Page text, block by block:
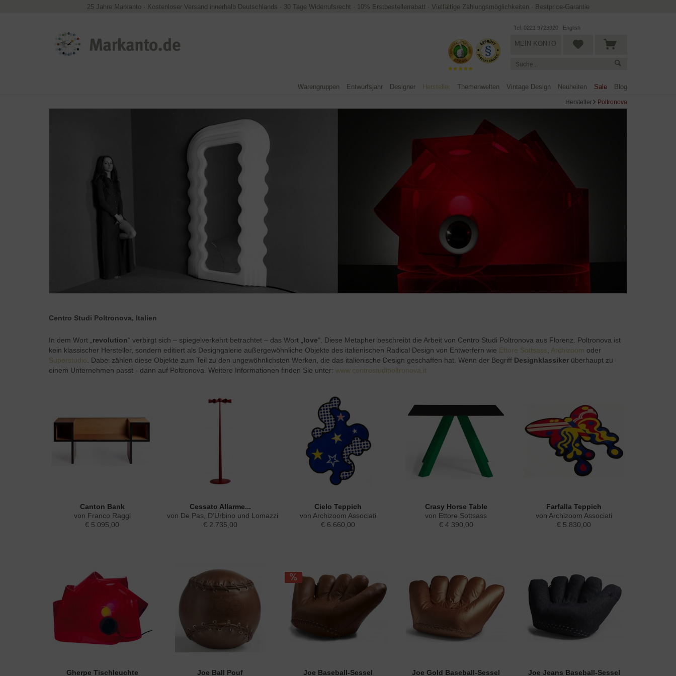
25 Jahre Markanto · Kostenloser Versand innerhalb Deutschlands · 30 Tage Widerrufsrecht · 10% Erstbestellerrabatt · Vielfältige Zahlungsmöglichkeiten · Bestprice-Garantie
Tel. 0221 9723920 English
MEIN KONTO
Warengruppen Entwurfsjahr Designer Hersteller Themenwelten Vintage Design Neuheiten Sale Blog
Hersteller Poltronova
Centro Studi Poltronova, Italien
In dem Wort „revolution“ verbirgt sich – spiegelverkehrt betrachtet – das Wort „love“. Diese Metapher beschreibt die Arbeit von Centro Studi Poltronova aus Florenz. Poltronova ist
kein klassischer Hersteller, sondern editiert als Designgalerie außergewöhnliche Objekte des italienischen Radical Design von Entwerfern wie Ettore Sottsass, Archizoom oder
Superstudio. Dabei zählen diese Objekte zum Teil zu den ungewöhnlichsten Werken, die das italienische Design geschaffen hat. Wenn der Begriff Designklassiker überhaupt zu
einem Unternehmen passt - dann auf Poltronova. Weitere Informationen finden Sie unter: www.centrostudipoltronova.it
Canton Bank
von Franco Raggi
€ 5.095,00
Cessato Allarme...
von De Pas, D’Urbino und Lomazzi
€ 2.735,00
Cielo Teppich
von Archizoom Associati
€ 6.660,00
Crasy Horse Table
von Ettore Sottsass
€ 4.390,00
Farfalla Teppich
von Archizoom Associati
€ 5.830,00
Gherpe Tischleuchte
Joe Ball Pouf
Joe Baseball-Sessel
Joe Gold Baseball-Sessel
Joe Jeans Baseball-Sessel